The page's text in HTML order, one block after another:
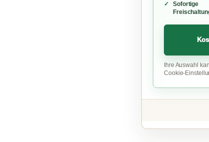
Sofortige
Ihre Auswahl
Cookie-